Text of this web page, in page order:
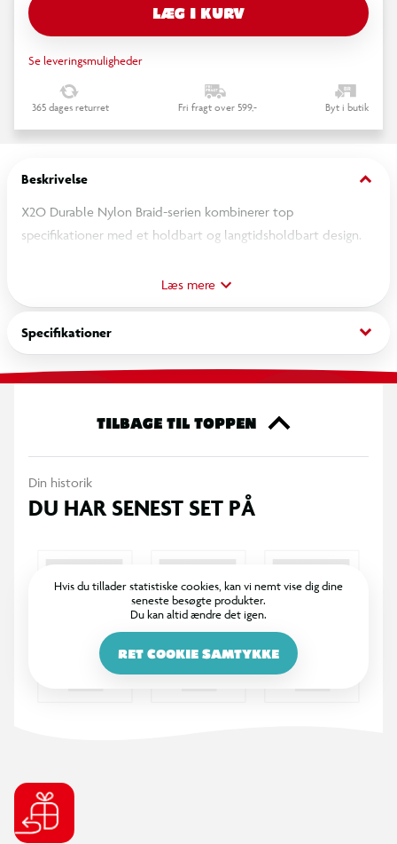
LÆG I KURV
Se leveringsmuligheder
365 dages returret Fri fragt over 599,- Byt i butik
Beskrivelse keyboard_arrow_down
X2O Durable Nylon Braid-serien kombinerer top
specifikationer med et holdbart og langtidsholdbart design.
Flettet nylon skaber et kabel, der kan modstå intensiv brug
over en lang periode. Takket være støbte, robuste stik med
ekstra lang bøjningsbeskyttelse og nikkelbelægning er dette
kabel udstyret til konstant tilslutning og frakobling.
USB-C til USB-C
USB 2.0-standard
00 W PD-opladningshastighed (20 V, 5,0 A maks.)
480 Mbps dataoverførselshastighed
Stærk intern kabelstruktur
Nikkelbelagte stik
Læs mere
Specifikationer keyboard_arrow_down
TILBAGE TIL TOPPEN
Din historik
DU HAR SENEST SET PÅ
Hvis du tillader statistiske cookies, kan vi nemt vise dig dine
seneste besøgte produkter.
Du kan altid ændre det igen.
RET COOKIE SAMTYKKE